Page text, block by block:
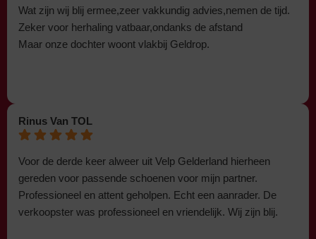
Wat zijn wij blij ermee,zeer vakkundig advies,nemen de tijd.
Zeker voor herhaling vatbaar,ondanks de afstand
Maar onze dochter woont vlakbij Geldrop.
Rinus Van TOL
Voor de derde keer alweer uit Velp Gelderland hierheen
gereden voor passende schoenen voor mijn partner.
Professioneel en attent geholpen. Echt een aanrader. De
verkoopster was professioneel en vriendelijk. Wij zijn blij.